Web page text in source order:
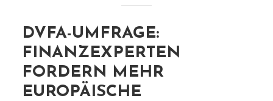
DVFA-UMFRAGE:
FINANZEXPERTEN
FORDERN MEHR
EUROPÄISCHE